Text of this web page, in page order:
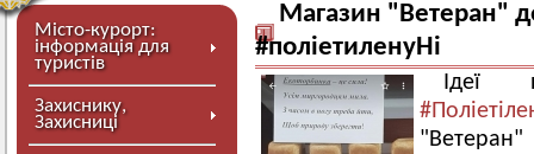
Місто-курорт:
інформація для
туристів
Захиснику,
Захисниці
Магазин "Ветеран"
#поліетиленуНі
Ідеї
#
"Ветеран"